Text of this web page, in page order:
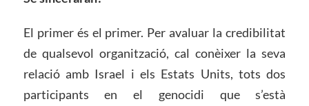
El primer és el primer. Per avaluar la credibilitat
de qualsevol organització, cal conèixer la seva
relació amb Israel i els Estats Units, tots dos
participants en el genocidi que s’està